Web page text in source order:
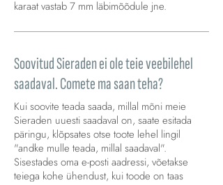
karaat vastab 7 mm läbimõõdule jne.
Soovitud Sieraden ei ole teie veebilehel
saadaval. Comete ma saan teha?
Kui soovite teada saada, millal mõni meie
Sieraden uuesti saadaval on, saate esitada
päringu, klõpsates otse toote lehel lingil
"andke mulle teada, millal saadaval".
Sisestades oma e-posti aadressi, võetakse
teiega kohe ühendust, kui toode on taas